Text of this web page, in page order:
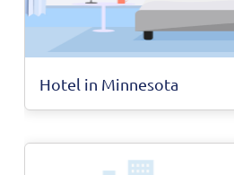
Hotel in Minnesota